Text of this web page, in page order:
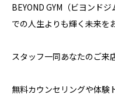
BEYOND GYM（ビヨンド
での人生よりも輝く未来を
スタッフ一同あなたのご来
無料カウンセリングや体験